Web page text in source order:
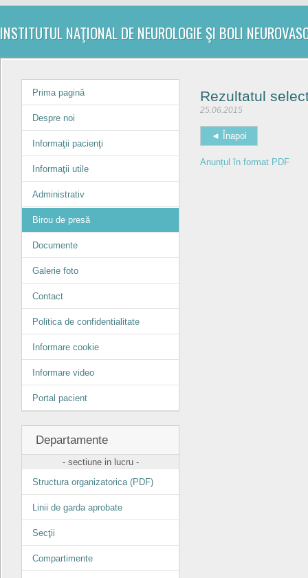
INSTITUTUL NAŢIONAL DE NEUROLOGIE ŞI BOLI
Prima pagină
Despre noi
Informaţii pacienţi
Informaţii utile
Administrativ
Birou de presă
Documente
Galerie foto
Contact
Politica de confidentialitate
Informare cookie
Informare video
Portal pacient
Departamente
- sectiune in lucru -
Structura organizatorica (PDF)
Linii de garda aprobate
Secţii
Compartimente
Rezultatul
25.06.2015
◄ Înapoi
Anunțul în format PDF